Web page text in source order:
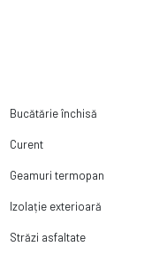
Bucătărie închisă
Curent
Geamuri termopan
Izolație exterioară
Străzi asfaltate